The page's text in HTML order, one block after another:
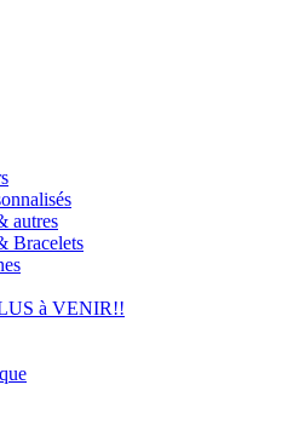
autres
Bracelets
à VENIR!!